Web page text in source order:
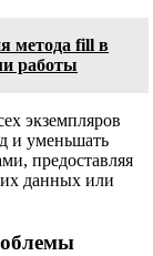
метода fill в
работы
экземпляров
и уменьшать
предоставляя
данных или